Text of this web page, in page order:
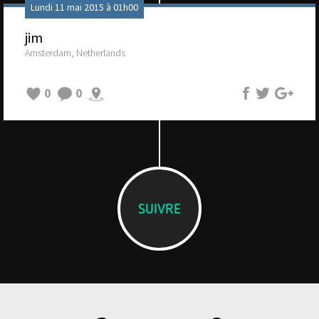
Lundi 11 mai 2015 à 01h00
jim
Amsterdam, Netherlands
0 0
SUIVRE